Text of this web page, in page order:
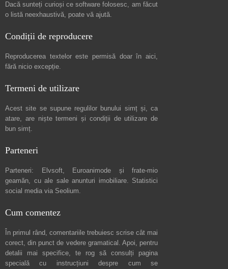
Dacă sunteți curioși ce software folosesc, am făcut
o listă neexhaustivă, poate vă ajută.
Condiții de reproducere
Reproducerea textelor este permisă doar în aici,
fără nicio excepție.
Termeni de utilizare
Acest site se supune regulilor bunului simț și, ca
atare, are niștetermeni și condiții de utilizare de
bun simț.
Parteneri
Parteneri: Elvsoft, Euroanimode și frate-mio
geamăn, cu ale sale anunturi imobiliare. Statistici
social media via Seolium.
Cum comentez
În primul rând, comentariile trebuiesc scrise cât mai
corect, din punct de vedere gramatical. Apoi, pentru
detalii mai specifice, te rog să consulți pagina
specială cu instrucțiuni despre cum se